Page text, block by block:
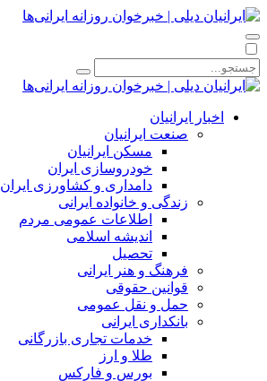
اخبار ایرانیان
صنعت ایرانیان
مسکن ایرانیان
خودروسازی ایران
دامداری و کشاورزی ایران
زندگی و خانواده ایرانی
اطلاعات عمومی مردم
اندیشه اسلامی
تحصیل
فرهنگ و هنر ایرانی
قوانین حقوقی
حمل و نقل عمومی
بانکداری ایرانی
خدمات تجاری بازرگانی
طلا و ارز
بورس و فارکس